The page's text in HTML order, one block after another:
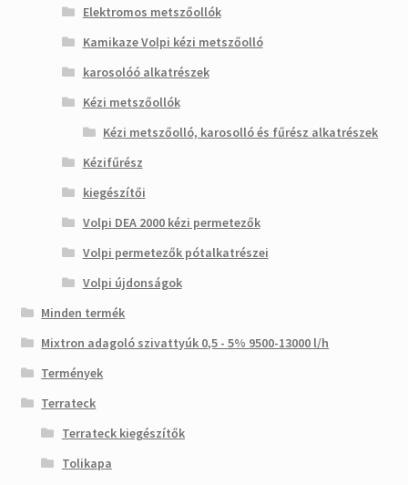
Elektromos metszőollók
Kamikaze Volpi kézi metszőolló
karosolóó alkatrészek
Kézi metszőollók
Kézi metszőolló, karosolló és fűrész alkatrészek
Kézifűrész
kiegészítői
Volpi DEA 2000 kézi permetezők
Volpi permetezők pótalkatrészei
Volpi újdonságok
Minden termék
Mixtron adagoló szivattyúk 0,5 - 5% 9500-13000 l/h
Termények
Terrateck
Terrateck kiegészítők
Tolikapa